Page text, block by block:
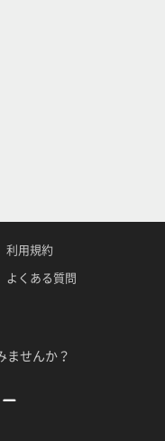
利用規約
よくある質問
ませんか？